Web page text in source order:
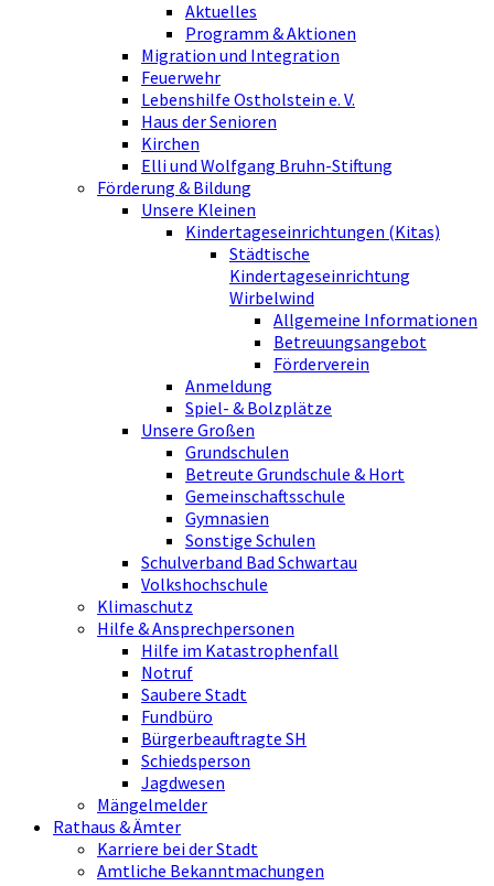
Aktuelles
Programm & Aktionen
Migration und Integration
Feuerwehr
Lebenshilfe Ostholstein e. V.
Haus der Senioren
Kirchen
Elli und Wolfgang Bruhn-Stiftung
Förderung & Bildung
Unsere Kleinen
Kindertageseinrichtungen (Kitas)
Städtische
Kindertageseinrichtung
Wirbelwind
Allgemeine Informationen
Betreuungsangebot
Förderverein
Anmeldung
Spiel- & Bolzplätze
Unsere Großen
Grundschulen
Betreute Grundschule & Hort
Gemeinschaftsschule
Gymnasien
Sonstige Schulen
Schulverband Bad Schwartau
Volkshochschule
Klimaschutz
Hilfe & Ansprechpersonen
Hilfe im Katastrophenfall
Notruf
Saubere Stadt
Fundbüro
Bürgerbeauftragte SH
Schiedsperson
Jagdwesen
Mängelmelder
Rathaus & Ämter
Karriere bei der Stadt
Amtliche Bekanntmachungen